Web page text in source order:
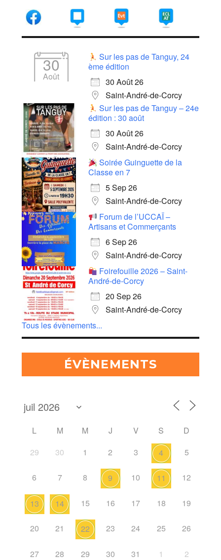
30
Août
Sur les pas de Tanguy, 24
ème édition
30 Août 26
Saint-André-de-Corcy
Sur les pas de Tanguy – 24e
édition : 30 août
30 Août 26
Saint-André-de-Corcy
Soirée Guinguette de la
Classe en 7
5 Sep 26
Saint-André-de-Corcy
Forum de l’UCCAÏ –
Artisans et Commerçants
6 Sep 26
Saint-André-de-Corcy
Foirefouille 2026 – Saint-
André-de-Corcy
20 Sep 26
Saint-André-de-Corcy
Tous les évènements...
ÉVÈNEMENTS
L M M J V S
D
29
30 1 2 3 4 5
6 7 8 9 10 11 12
13 14 15 16 17 18 19
20 21 22 23 24 25 26
27 28 29 30 31 1 2